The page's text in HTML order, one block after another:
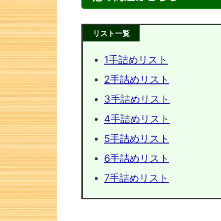
リスト一覧
1手詰めリスト
2手詰めリスト
3手詰めリスト
4手詰めリスト
5手詰めリスト
6手詰めリスト
7手詰めリスト
次の一手問題・8